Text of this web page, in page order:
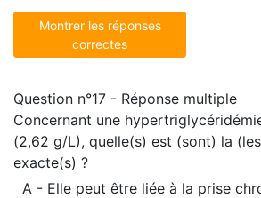
Montrer les réponses
correctes
Question n°17 - Réponse multiple
Concernant une
(2,62 g/L), quelle(s) est (sont) la
exacte(s) ?
A - Elle peut être liée à la prise